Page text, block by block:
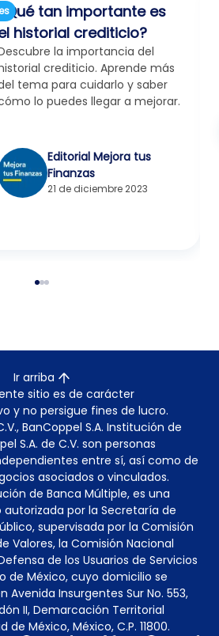
tan importante es
historial crediticio?
la importancia del
crediticio. Aprende más
tema para cuidarlo y saber
lo puedes llegar a mejorar.
Editorial Mejora tus
Finanzas
21 de diciembre 2023
Ir arriba
sitio es de carácter
y no persigue fines de lucro.
BanCoppel S.A. Institución de
S.A. de C.V. son personas
entre sí, así como de
asociados o vinculados.
de Banca Múltiple, es una
por la Secretaría de
supervisada por la Comisión
Valores, la Comisión Nacional
de los Usuarios de Servicios
de México, cuyo domicilio se
Insurgentes Sur No. 553,
II, Demarcación Territorial
de México, México, C.P. 11800.